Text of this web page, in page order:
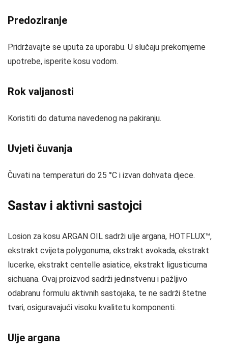
Predoziranje
Pridržavajte se uputa za uporabu. U slučaju prekomjerne
upotrebe, isperite kosu vodom.
Rok valjanosti
Koristiti do datuma navedenog na pakiranju.
Uvjeti čuvanja
Čuvati na temperaturi do 25 °C i izvan dohvata djece.
Sastav i aktivni sastojci
Losion za kosu ARGAN OIL sadrži ulje argana, HOTFLUX™,
ekstrakt cvijeta polygonuma, ekstrakt avokada, ekstrakt
lucerke, ekstrakt centelle asiatice, ekstrakt ligusticuma
sichuana. Ovaj proizvod sadrži jedinstvenu i pažljivo
odabranu formulu aktivnih sastojaka, te ne sadrži štetne
tvari, osiguravajući visoku kvalitetu komponenti.
Ulje argana